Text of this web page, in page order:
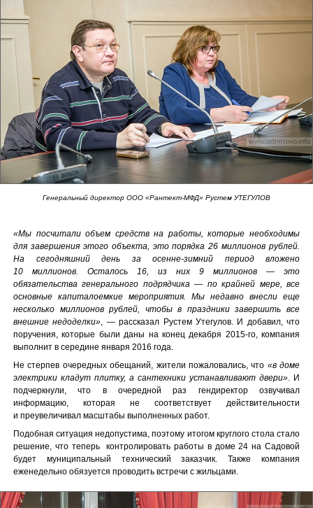
Генеральный директор ООО «Рантект-МФД» Рустем УТЕГУЛОВ
«Мы посчитали объем средств на работы, которые необходимы
для завершения этого объекта, это порядка 26 миллионов рублей.
На сегодняшний день за осенне-зимний период вложено
10 миллионов. Осталось 16, из них 9 миллионов — это
обязательства генерального подрядчика — по крайней мере, все
основные капиталоемкие мероприятия. Мы недавно внесли еще
несколько миллионов рублей, чтобы в праздники завершить все
внешние недоделки», — рассказал Рустем Утегулов. И добавил, что
поручения, которые были даны на конец декабря 2015-го, компания
выполнит в середине января 2016 года.
Не стерпев очередных обещаний, жители пожаловались, что «в доме
электрики кладут плитку, а сантехники устанавливают двери». И
подчеркнули, что в очередной раз гендиректор озвучивал
информацию, которая не соответствует действительности
и преувеличивал масштабы выполненных работ.
Подобная ситуация недопустима, поэтому итогом круглого стола стало
решение, что теперь контролировать работы в доме 24 на Садовой
будет муниципальный технический заказчик. Также компания
еженедельно обязуется проводить встречи с жильцами.